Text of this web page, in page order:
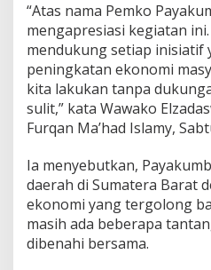
s
w
a
r
m
a
n
,
k
o
n
o
m
“Atas nama Pemko
mengapresiasi kegiatan
mendukung setiap inisiatif
peningkatan ekonomi
kita lakukan tanpa
sulit,” kata Wawako
Furqan Ma’had Islamy,
Ia menyebutkan,
daerah di Sumatera Barat
ekonomi yang tergolong
masih ada beberapa
dibenahi bersama.